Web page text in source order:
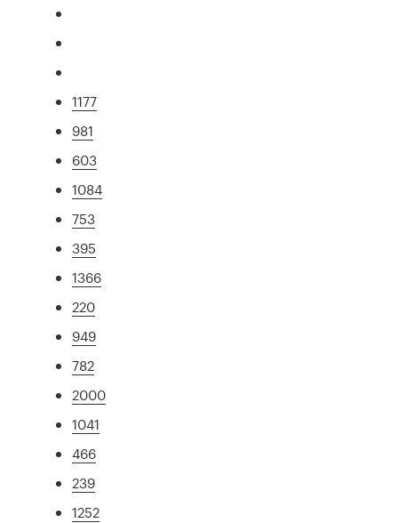
1177
981
603
1084
753
395
1366
220
949
782
2000
1041
466
239
1252